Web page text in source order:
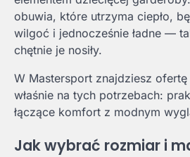
obuwia, które utrzyma ciepło,
wilgoć i jednocześnie ładne —
chętnie je nosiły.
W Mastersport znajdziesz
właśnie na tych potrzebach:
łączące komfort z modnym
Jak wybrać rozmiar i